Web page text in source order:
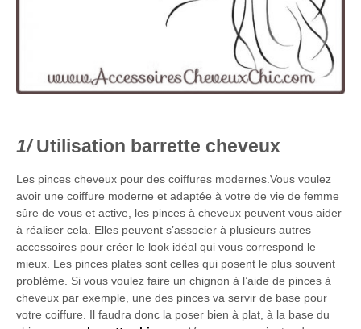
Utilisation barrette cheveux
Les pinces cheveux pour des coiffures modernes.Vous voulez
avoir une coiffure moderne et adaptée à votre de vie de femme
sûre de vous et active, les pinces à cheveux peuvent vous aider
à réaliser cela. Elles peuvent s’associer à plusieurs autres
accessoires pour créer le look idéal qui vous correspond le
mieux. Les pinces plates sont celles qui posent le plus souvent
problème. Si vous voulez faire un chignon à l’aide de pinces à
cheveux par exemple, une des pinces va servir de base pour
votre coiffure. Il faudra donc la poser bien à plat, à la base du